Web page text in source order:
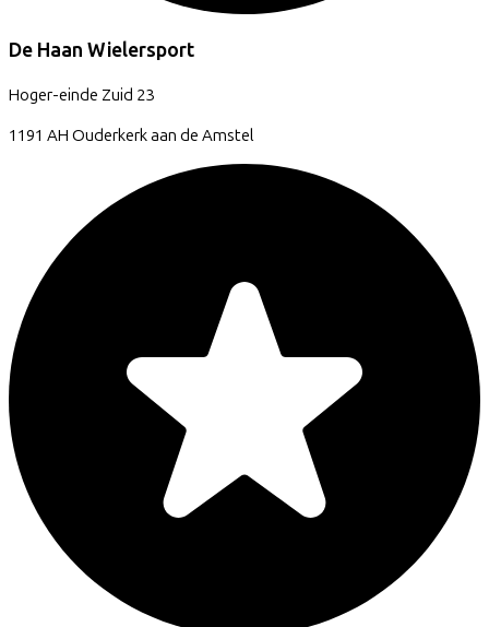
De Haan Wielersport
Hoger-einde Zuid 23
1191 AH Ouderkerk aan de Amstel